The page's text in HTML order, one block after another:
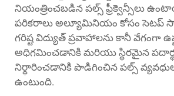
నియంత్రించబడిన పల్స్ ఫ్రీక్వెన్సీలు
పరికరాలు అల్యూమినియం కోసం సెటప్
గరిష్ట విద్యుత్ ప్రవాహాలను కానీ వేగంగా
అధిగమించడానికి మరియు స్థిరమైన పదార్థ
నిర్ధారించడానికి పొడిగించిన పల్స్
ఉంటుంది.